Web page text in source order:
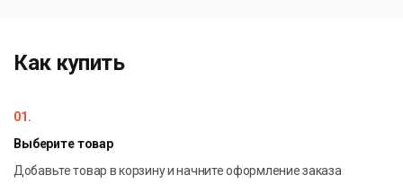
финиширует фишка с большим, чем у соперника числом
отставший соперник, объявляется ничья.
Как купить
01.
Выберите товар
Добавьте товар в корзину и начните оформление заказа